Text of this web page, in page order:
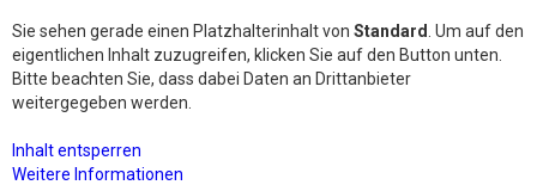
Sie sehen gerade einen Platzhalterinhalt von Standard . Um auf den
eigentlichen Inhalt zuzugreifen, klicken Sie auf den Button unten.
Bitte beachten Sie, dass dabei Daten an Drittanbieter
weitergegeben werden.
Inhalt entsperren
Weitere Informationen